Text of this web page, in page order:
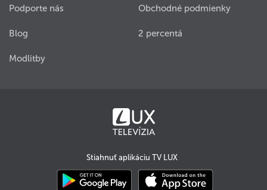
Podporte nás
Blog
Modlitby
Obchodné podmienky
2 percentá
Stiahnuť aplikáciu TV LUX